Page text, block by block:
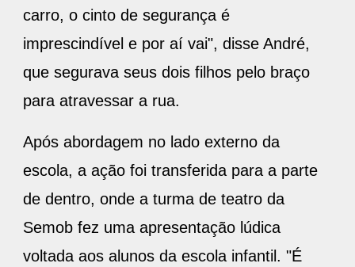
carro, o cinto de segurança é
imprescindível e por aí vai", disse André,
que segurava seus dois filhos pelo braço
para atravessar a rua.
Após abordagem no lado externo da
escola, a ação foi transferida para a parte
de dentro, onde a turma de teatro da
Semob fez uma apresentação lúdica
voltada aos alunos da escola infantil. "É